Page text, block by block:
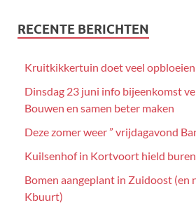
RECENTE BERICHTEN
Kruitkikkertuin doet veel opbloeien
Dinsdag 23 juni info bijeenkomst
Bouwen en samen beter maken
Deze zomer weer ” vrijdagavond
Kuilsenhof in Kortvoort hield
Bomen aangeplant in Zuidoost (en
Kbuurt)